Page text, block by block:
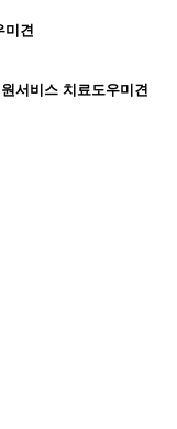
미견
서비스 치료도우미견